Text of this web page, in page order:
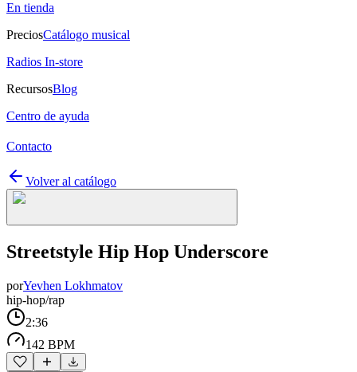
En tienda
PreciosCatálogo musical
Radios In-store
RecursosBlog
Centro de ayuda
Contacto
Volver al catálogo
Streetstyle Hip Hop Underscore
porYevhen Lokhmatov
hip-hop/rap
2:36
142 BPM